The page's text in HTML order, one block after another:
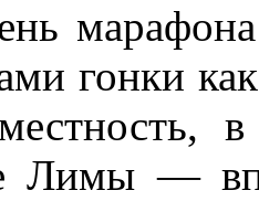
гонки
в
Лимы —